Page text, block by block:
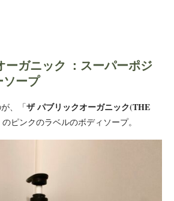
ーガニック ：スーパーポジ
ソープ
、「ザ パブリックオーガニック(THE
のピンクのラベルのボディソープ。